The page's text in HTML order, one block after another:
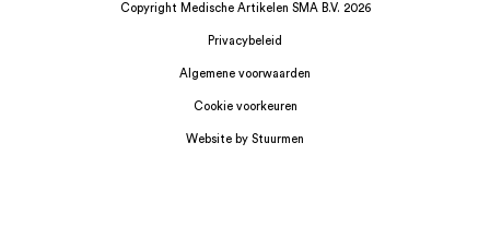
Copyright Medische Artikelen SMA B.V. 2026
Privacybeleid
Algemene voorwaarden
Cookie voorkeuren
Website by Stuurmen